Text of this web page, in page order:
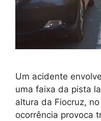
Um acidente
uma faixa da pista
altura da Fiocruz,
ocorrência provoca